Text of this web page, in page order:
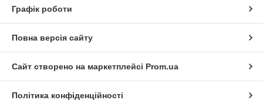
Графік роботи
Повна версія сайту
Сайт створено на маркетплейсі Prom.ua
Політика конфіденційності